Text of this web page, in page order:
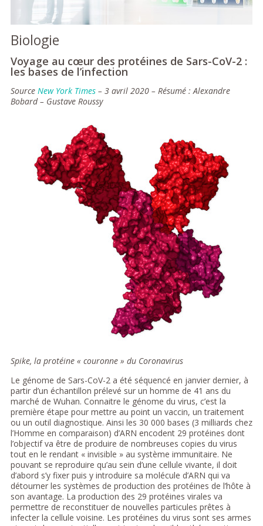
Biologie
Voyage au cœur des protéines de Sars-CoV-2 :
les bases de l’infection
Source New York Times– 3 avril 2020 – Résumé : Alexandre
Bobard – Gustave Roussy
Spike, la protéine « couronne » du Coronavirus
Le génome de Sars-CoV-2 a été séquencé en janvier dernier, à
partir d’un échantillon prélevé sur un homme de 41 ans du
marché de Wuhan. Connaitre le génome du virus, c’est la
première étape pour mettre au point un vaccin, un traitement
ou un outil diagnostique. Ainsi les 30 000 bases (3 milliards chez
l’Homme en comparaison) d’ARN encodent 29 protéines dont
l’objectif va être de produire de nombreuses copies du virus
tout en le rendant « invisible » au système immunitaire. Ne
pouvant se reproduire qu’au sein d’une cellule vivante, il doit
d’abord s’y fixer puis y introduire sa molécule d’ARN qui va
détourner les systèmes de production des protéines de l’hôte à
son avantage. La production des 29 protéines virales va
permettre de reconstituer de nouvelles particules prêtes à
infecter la cellule voisine. Les protéines du virus sont ses armes